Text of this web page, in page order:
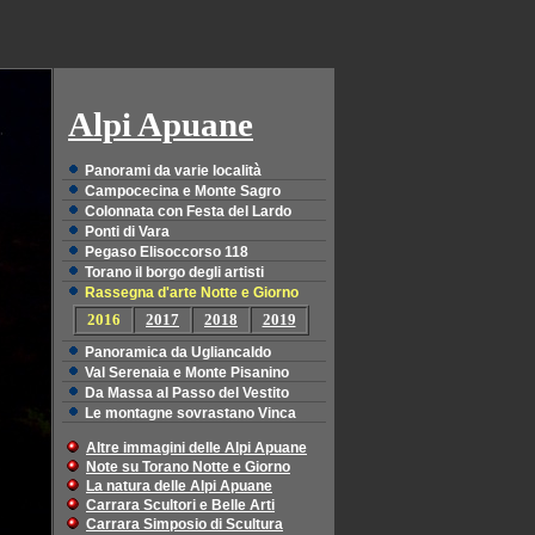
Alpi Apuane
Panorami da varie località
Campocecina e Monte Sagro
Colonnata con Festa del Lardo
Ponti di Vara
Pegaso Elisoccorso 118
Torano il borgo degli artisti
Rassegna d'arte Notte e Giorno
2016 2017 2018 2019
Panoramica da Ugliancaldo
Val Serenaia e Monte Pisanino
Da Massa al Passo del Vestito
Le montagne sovrastano Vinca
Altre immagini delle Alpi Apuane
Note su Torano Notte e Giorno
La natura delle Alpi Apuane
Carrara Scultori e Belle Arti
Carrara Simposio di Scultura